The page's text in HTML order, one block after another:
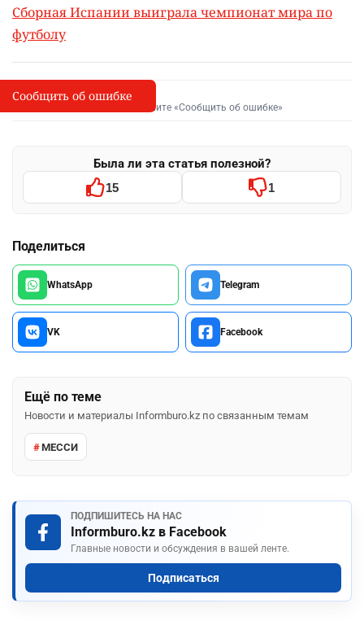
Сборная Испании выиграла чемпионат мира по
футболу
I
Сообщить об опечатке
Выделите фрагмент и нажмите «Сообщить об ошибке»
Была ли эта статья полезной?
15 1
Поделиться
WhatsApp Telegram
VK Facebook
Ещё по теме
Новости и материалы Informburo.kz по связанным темам
МЕССИ
ПОДПИШИТЕСЬ НА НАС
Informburo.kz в Facebook
Главные новости и обсуждения в вашей ленте.
Подписаться
Сообщить об ошибке